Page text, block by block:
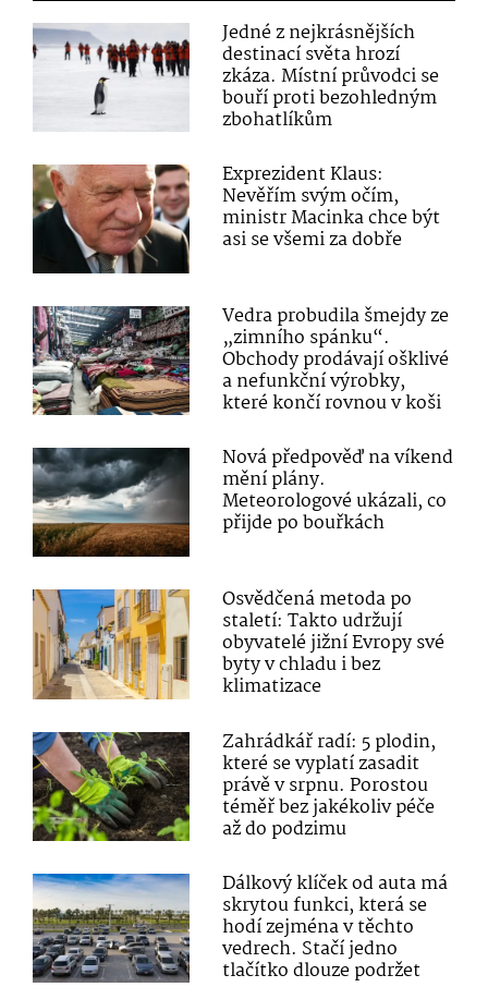
Jedné z nejkrásnějších
destinací světa hrozí
zkáza. Místní průvodci se
bouří proti bezohledným
zbohatlíkům
Exprezident Klaus:
Nevěřím svým očím,
ministr Macinka chce být
asi se všemi za dobře
Vedra probudila šmejdy ze
„zimního spánku“.
Obchody prodávají ošklivé
a nefunkční výrobky,
které končí rovnou v koši
Nová předpověď na víkend
mění plány.
Meteorologové ukázali, co
přijde po bouřkách
Osvědčená metoda po
staletí: Takto udržují
obyvatelé jižní Evropy své
byty v chladu i bez
klimatizace
Zahrádkář radí: 5 plodin,
které se vyplatí zasadit
právě v srpnu. Porostou
téměř bez jakékoliv péče
až do podzimu
Dálkový klíček od auta má
skrytou funkci, která se
hodí zejména v těchto
vedrech. Stačí jedno
tlačítko dlouze podržet